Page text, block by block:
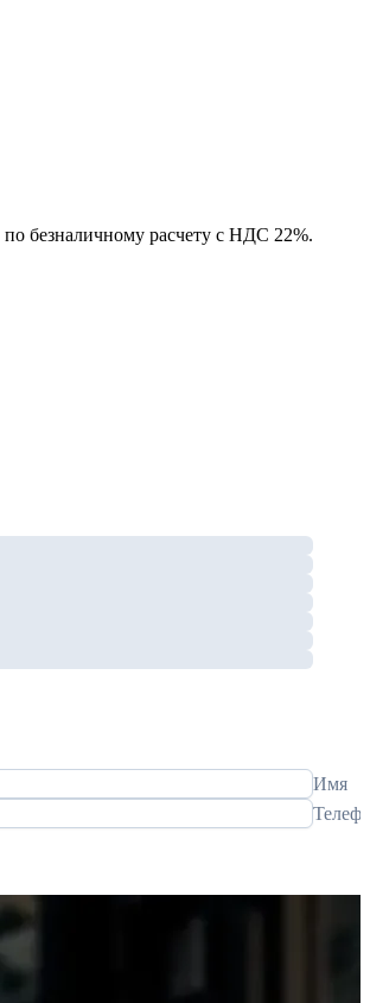
безналичному расчету с НДС 22%.
Имя